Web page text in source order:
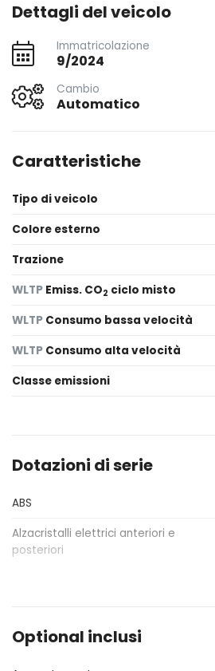
Dettagli del veicolo
Immatricolazione
9/2024
Cambio
Automatico
Caratteristiche
Tipo di veicolo
Colore esterno
Trazione
WLTP Emiss. CO2 ciclo misto
WLTP Consumo bassa velocità
WLTP Consumo alta velocità
Classe emissioni
Dotazioni di serie
ABS
Alzacristalli elettrici anteriori e
posteriori
Cerchi in lega
Optional inclusi